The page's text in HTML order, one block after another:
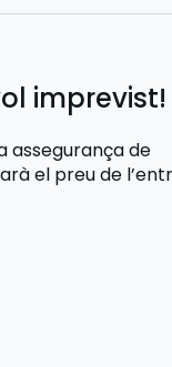
imprevist!
assegurança de
el preu de